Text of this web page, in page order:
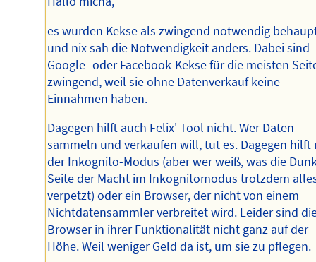
es wurden Kekse als zwingend notwendig
und nix sah die Notwendigkeit anders. Dabei sind
Google- oder Facebook-Kekse für die meisten
zwingend, weil sie ohne Datenverkauf keine
Einnahmen haben.
Dagegen hilft auch Felix' Tool nicht. Wer Daten
sammeln und verkaufen will, tut es. Dagegen hilft
der Inkognito-Modus (aber wer weiß, was die
Seite der Macht im Inkognitomodus trotzdem
verpetzt) oder ein Browser, der nicht von einem
Nichtdatensammler verbreitet wird. Leider sind
Browser in ihrer Funktionalität nicht ganz auf der
Höhe. Weil weniger Geld da ist, um sie zu pflegen.